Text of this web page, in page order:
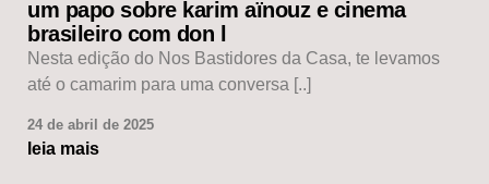
um papo sobre karim aïnouz e cinema
brasileiro com don l
Nesta edição do Nos Bastidores da Casa, te levamos
até o camarim para uma conversa [..]
24 de abril de 2025
leia mais